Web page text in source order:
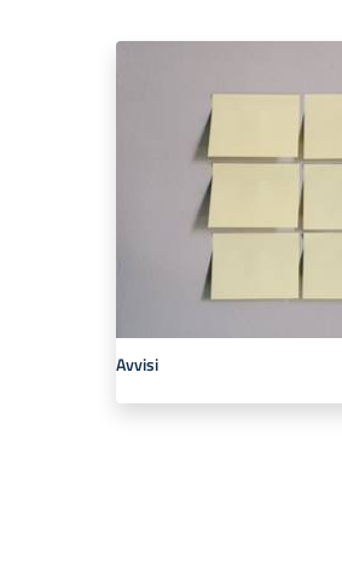
Avvisi